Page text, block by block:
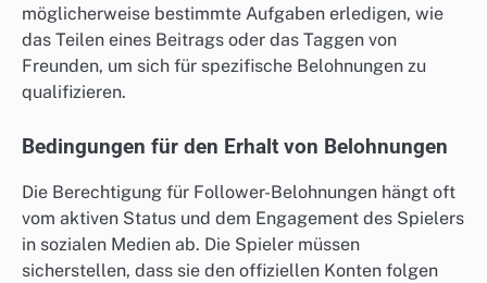
möglicherweise bestimmte Aufgaben erledigen, wie
das Teilen eines Beitrags oder das Taggen von
Freunden, um sich für spezifische Belohnungen zu
qualifizieren.
Bedingungen für den Erhalt von Belohnungen
Die Berechtigung für Follower-Belohnungen hängt oft
vom aktiven Status und dem Engagement des Spielers
in sozialen Medien ab. Die Spieler müssen
sicherstellen, dass sie den offiziellen Konten folgen